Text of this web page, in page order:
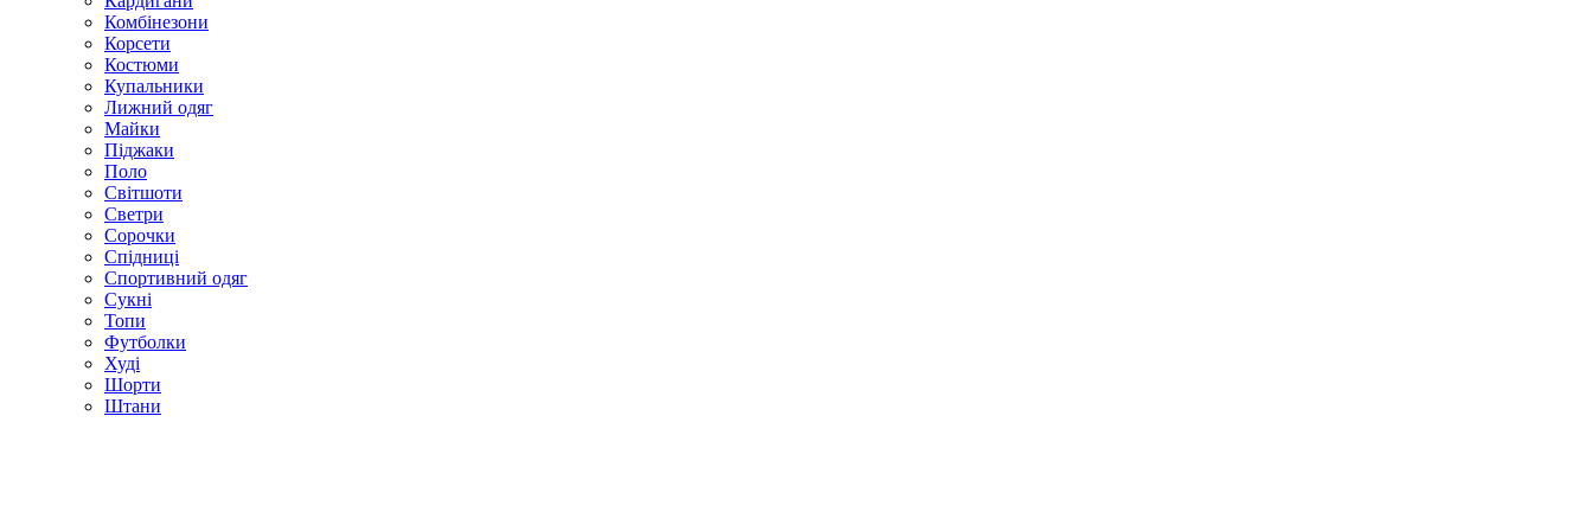
Комбінезони
Корсети
Костюми
Купальники
Лижний одяг
Майки
Піджаки
Поло
Світшоти
Светри
Сорочки
Спідниці
Спортивний одяг
Сукні
Топи
Футболки
Худі
Шорти
Штани